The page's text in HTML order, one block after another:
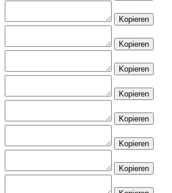
Kopieren
Kopieren
Kopieren
Kopieren
Kopieren
Kopieren
Kopieren